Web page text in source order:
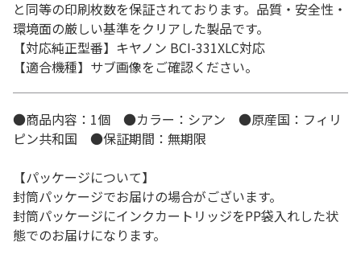
と同等の印刷枚数を保証されております。品質・安全性・
環境面の厳しい基準をクリアした製品です。
【対応純正型番】キヤノン BCI-331XLC対応
【適合機種】サブ画像をご確認ください。
●商品内容：1個 ●カラー：シアン ●原産国：フィリ
ピン共和国 ●保証期間：無期限
【パッケージについて】
封筒パッケージでお届けの場合がございます。
封筒パッケージにインクカートリッジをPP袋入れした状
態でのお届けになります。